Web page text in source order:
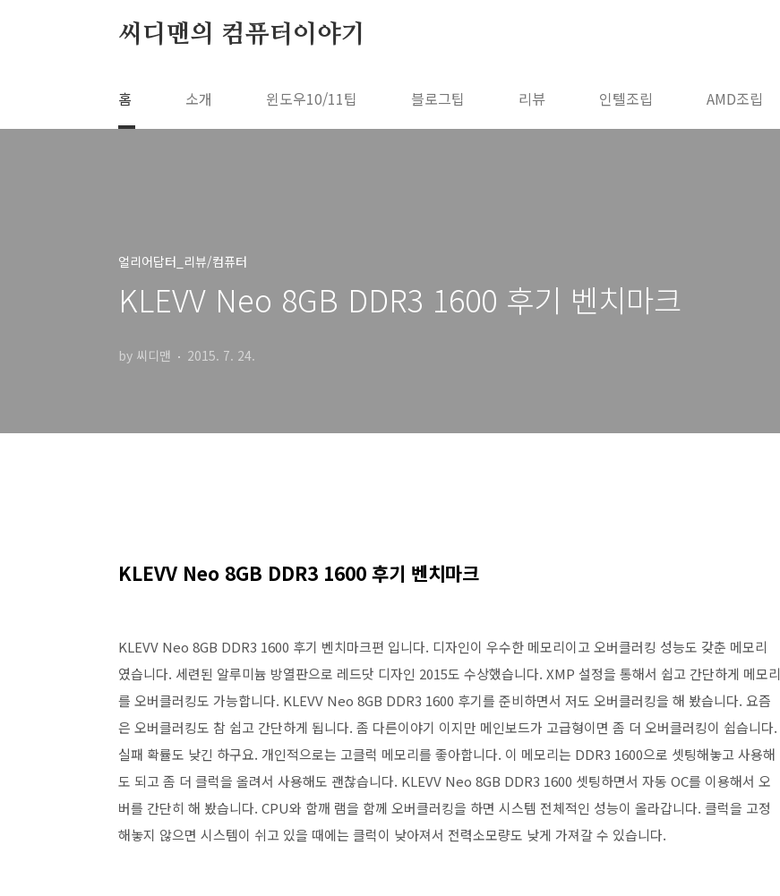
씨디맨의 컴퓨터이야기
홈 소개 윈도우10/11팁 블로그팁 리뷰 인텔조립 AMD조립
얼리어답터_리뷰/컴퓨터
KLEVV Neo 8GB DDR3 1600 후기 벤치마크
by 씨디맨 2015. 7. 24.
KLEVV Neo 8GB DDR3 1600 후기 벤치마크
KLEVV Neo 8GB DDR3 1600 후기 벤치마크편 입니다. 디자인이 우수한 메모리이고 오버클러킹 성능도 갖춘 메모리
였습니다. 세련된 알루미늄 방열판으로 레드닷 디자인 2015도 수상했습니다. XMP 설정을 통해서 쉽고 간단하게 메모리
를 오버클러킹도 가능합니다. KLEVV Neo 8GB DDR3 1600 후기를 준비하면서 저도 오버클러킹을 해 봤습니다. 요즘
은 오버클러킹도 참 쉽고 간단하게 됩니다. 좀 다른이야기 이지만 메인보드가 고급형이면 좀 더 오버클러킹이 쉽습니다.
실패 확률도 낮긴 하구요. 개인적으로는 고클럭 메모리를 좋아합니다. 이 메모리는 DDR3 1600으로 셋팅해놓고 사용해
도 되고 좀 더 클럭을 올려서 사용해도 괜찮습니다. KLEVV Neo 8GB DDR3 1600 셋팅하면서 자동 OC를 이용해서 오
버를 간단히 해 봤습니다. CPU와 함깨 램을 함께 오버클러킹을 하면 시스템 전체적인 성능이 올라갑니다. 클럭을 고정
해놓지 않으면 시스템이 쉬고 있을 때에는 클럭이 낮아져서 전력소모량도 낮게 가져갈 수 있습니다.